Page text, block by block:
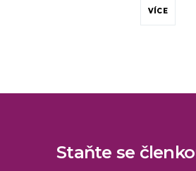
VÍCE
Staňte se